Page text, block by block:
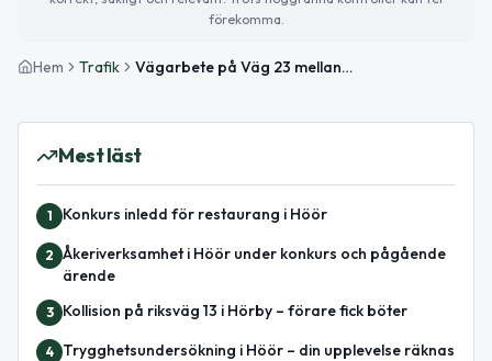
förekomma.
Hem Trafik Vägarbete på Väg 23 mellan Rolsberga och Snogeröd pågår till 6 maj 13:00
Mest läst
1 Konkurs inledd för restaurang i Höör
2 Åkeriverksamhet i Höör under konkurs och pågående
ärende
3 Kollision på riksväg 13 i Hörby – förare fick böter
4 Trygghetsundersökning i Höör – din upplevelse räknas